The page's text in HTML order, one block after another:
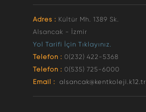
Adres : Kültür Mh. 1389 Sk.
Alsancak - İzmir
Yol Tarifi İçin Tıklayınız.
Telefon : 0(232) 422-5368
Telefon : 0(535) 725-6000
Email : alsancak@kentkoleji.k12.tr